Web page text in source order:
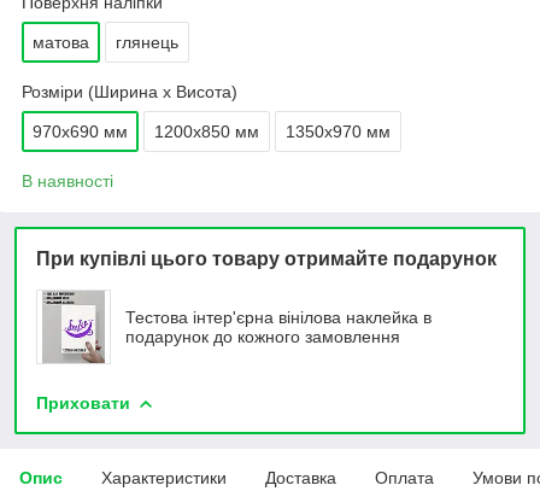
матова глянець
Розміри (Ширина х Висота)
970х690 мм 1200х850 мм 1350х970 мм
В наявності
При купівлі цього товару отримайте подарунок
Тестова інтер'єрна вінілова наклейка в
подарунок до кожного замовлення
Приховати
Опис Характеристики Доставка Оплата Умови